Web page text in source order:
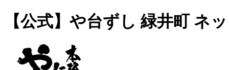
【公式】や台ずし 緑井町 ネ